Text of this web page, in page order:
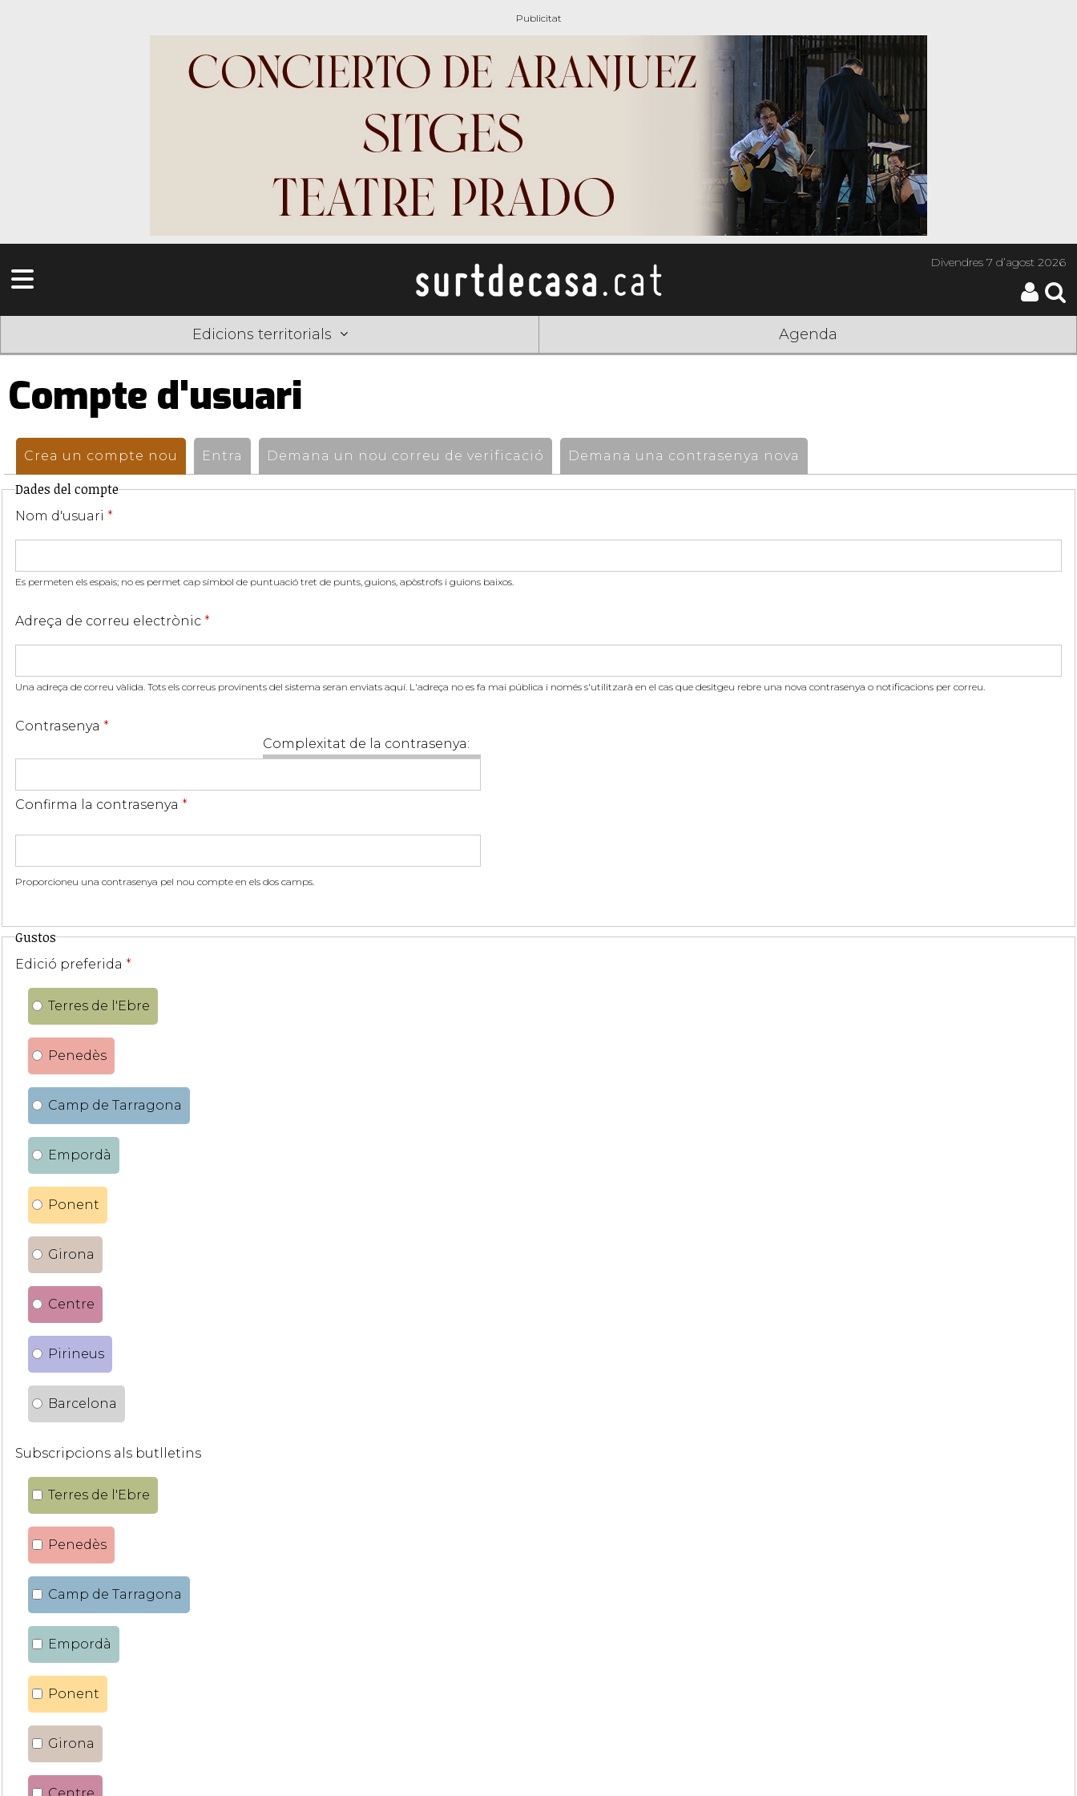
Divendres7 d’agost 2026
Edicions territorials Agenda
Compte d'usuari
Pestanyes
primàries
Crea un compte nou (pestanya activa)
Entra Demana un nou correu de verificació Demana una contrasenya nova
Dades del compte
Nom d'usuari *
Es permeten els espais; no es permet cap símbol de puntuació tret de punts, guions, apòstrofs i guions baixos.
Adreça de correu electrònic *
Una adreça de correu vàlida. Tots els correus provinents del sistema seran enviats aquí. L'adreça no es fa mai pública i només s'utilitzarà en el cas que desitgeu rebre una nova contrasenya o notificacions per correu.
Complexitat de la contrasenya:
Contrasenya *
Confirma la contrasenya *
Proporcioneu una contrasenya pel nou compte en els dos camps.
Gustos
Edició preferida *
Terres de l'Ebre
Penedès
Camp de Tarragona
Empordà
Ponent
Girona
Centre
Pirineus
Barcelona
Subscripcions als butlletins
Terres de l'Ebre
Penedès
Camp de Tarragona
Empordà
Ponent
Girona